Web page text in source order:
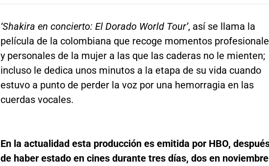
‘Shakira en concierto: El Dorado World Tour’, así se llama la
película de la colombiana que recoge momentos
y personales de la mujer a las que las caderas no le mienten;
incluso le dedica unos minutos a la etapa de su vida cuando
estuvo a punto de perder la voz por una hemorragia en las
cuerdas vocales.
En la actualidad esta producción es emitida por HBO,
de haber estado en cines durante tres días, dos en